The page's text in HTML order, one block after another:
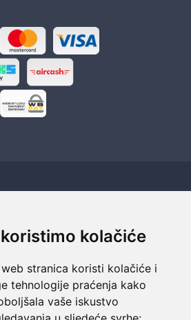
kolačiće
web stranica koristi kolačiće i
tehnologije praćenja kako
vaše iskustvo
dostava
kod vas
novaca
Roba za novac
na raspolaganju